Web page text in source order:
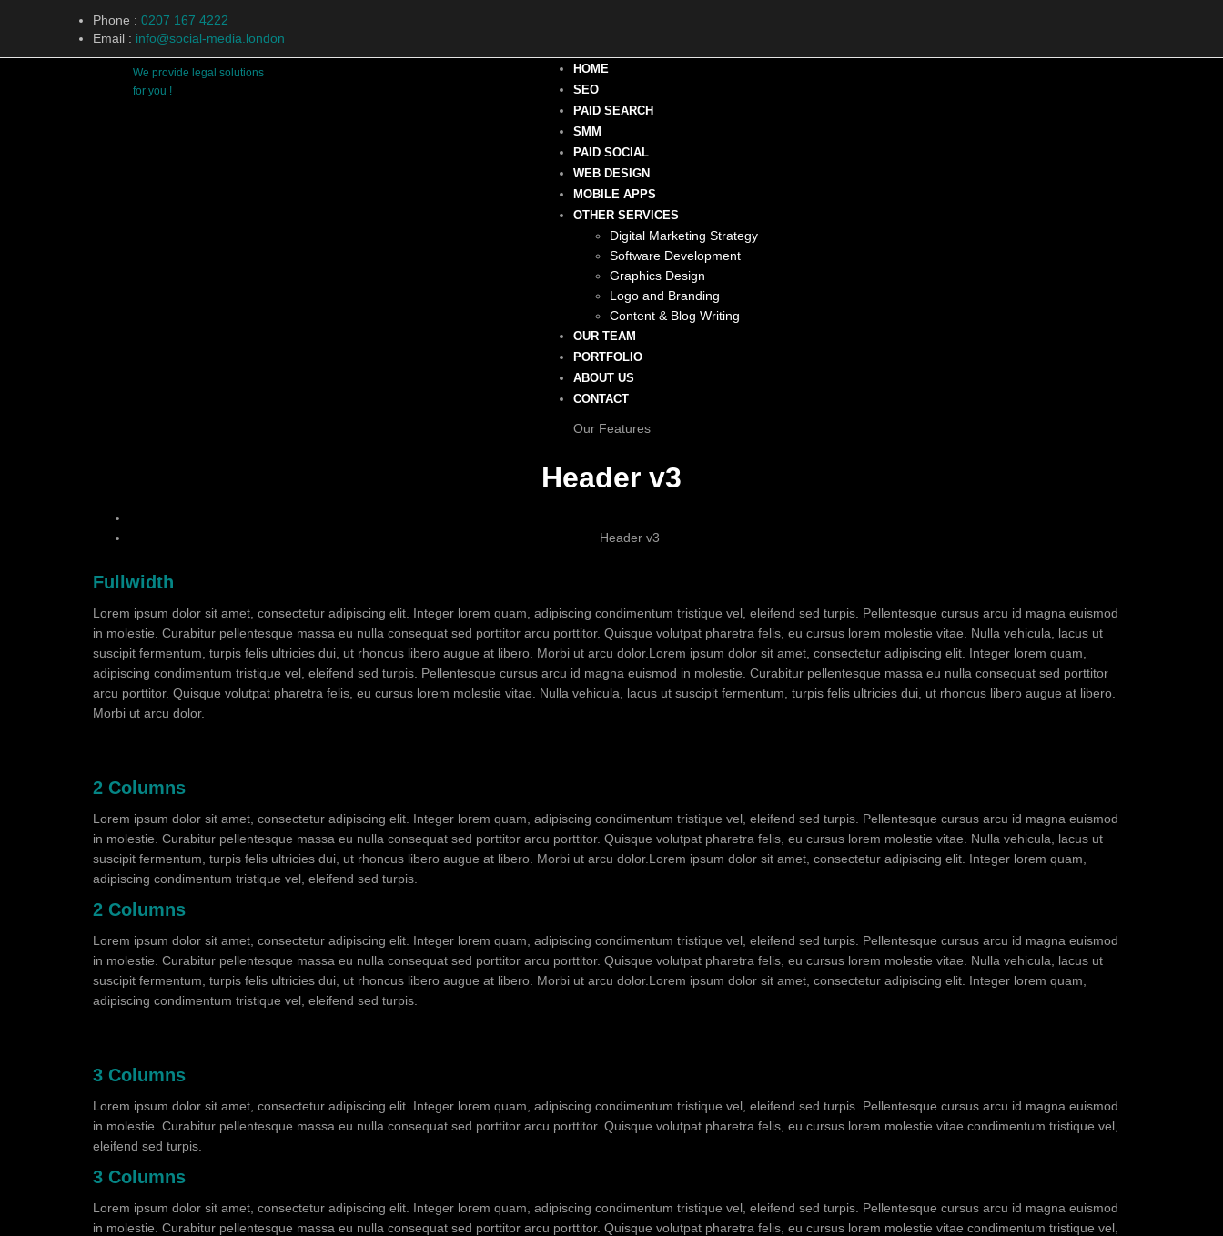
Phone : 0207 167 4222
Email : info@social-media.london
We provide legal solutions
for you !
HOME
SEO
PAID SEARCH
SMM
PAID SOCIAL
WEB DESIGN
MOBILE APPS
OTHER SERVICES
Digital Marketing Strategy
Software Development
Graphics Design
Logo and Branding
Content & Blog Writing
OUR TEAM
PORTFOLIO
ABOUT US
CONTACT
Our Features
Header v3
Header v3
Fullwidth
Lorem ipsum dolor sit amet, consectetur adipiscing elit. Integer lorem quam, adipiscing condimentum tristique vel, eleifend sed turpis. Pellentesque cursus arcu id magna euismod
in molestie. Curabitur pellentesque massa eu nulla consequat sed porttitor arcu porttitor. Quisque volutpat pharetra felis, eu cursus lorem molestie vitae. Nulla vehicula, lacus ut
suscipit fermentum, turpis felis ultricies dui, ut rhoncus libero augue at libero. Morbi ut arcu dolor.Lorem ipsum dolor sit amet, consectetur adipiscing elit. Integer lorem quam,
adipiscing condimentum tristique vel, eleifend sed turpis. Pellentesque cursus arcu id magna euismod in molestie. Curabitur pellentesque massa eu nulla consequat sed porttitor
arcu porttitor. Quisque volutpat pharetra felis, eu cursus lorem molestie vitae. Nulla vehicula, lacus ut suscipit fermentum, turpis felis ultricies dui, ut rhoncus libero augue at libero.
Morbi ut arcu dolor.
2 Columns
Lorem ipsum dolor sit amet, consectetur adipiscing elit. Integer lorem quam, adipiscing condimentum tristique vel, eleifend sed turpis. Pellentesque cursus arcu id magna euismod
in molestie. Curabitur pellentesque massa eu nulla consequat sed porttitor arcu porttitor. Quisque volutpat pharetra felis, eu cursus lorem molestie vitae. Nulla vehicula, lacus ut
suscipit fermentum, turpis felis ultricies dui, ut rhoncus libero augue at libero. Morbi ut arcu dolor.Lorem ipsum dolor sit amet, consectetur adipiscing elit. Integer lorem quam,
adipiscing condimentum tristique vel, eleifend sed turpis.
2 Columns
Lorem ipsum dolor sit amet, consectetur adipiscing elit. Integer lorem quam, adipiscing condimentum tristique vel, eleifend sed turpis. Pellentesque cursus arcu id magna euismod
in molestie. Curabitur pellentesque massa eu nulla consequat sed porttitor arcu porttitor. Quisque volutpat pharetra felis, eu cursus lorem molestie vitae. Nulla vehicula, lacus ut
suscipit fermentum, turpis felis ultricies dui, ut rhoncus libero augue at libero. Morbi ut arcu dolor.Lorem ipsum dolor sit amet, consectetur adipiscing elit. Integer lorem quam,
adipiscing condimentum tristique vel, eleifend sed turpis.
3 Columns
Lorem ipsum dolor sit amet, consectetur adipiscing elit. Integer lorem quam, adipiscing condimentum tristique vel, eleifend sed turpis. Pellentesque cursus arcu id magna euismod
in molestie. Curabitur pellentesque massa eu nulla consequat sed porttitor arcu porttitor. Quisque volutpat pharetra felis, eu cursus lorem molestie vitae condimentum tristique vel,
eleifend sed turpis.
3 Columns
Lorem ipsum dolor sit amet, consectetur adipiscing elit. Integer lorem quam, adipiscing condimentum tristique vel, eleifend sed turpis. Pellentesque cursus arcu id magna euismod
in molestie. Curabitur pellentesque massa eu nulla consequat sed porttitor arcu porttitor. Quisque volutpat pharetra felis, eu cursus lorem molestie vitae condimentum tristique vel,